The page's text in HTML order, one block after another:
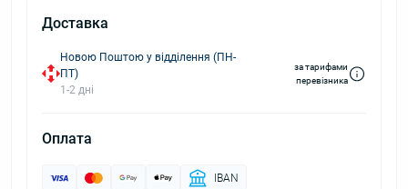
Доставка
Новою Поштою у відділення (ПН-
ПТ)
1-2 дні
за тарифами
перевізника
Оплата
IBAN